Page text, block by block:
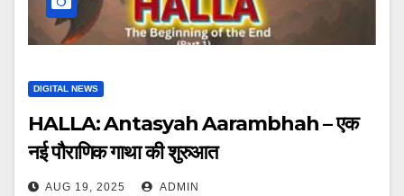
DIGITAL NEWS
HALLA: Antasyah Aarambhah – एक
नई पौराणिक गाथा की शुरुआत
AUG 19, 2025 ADMIN